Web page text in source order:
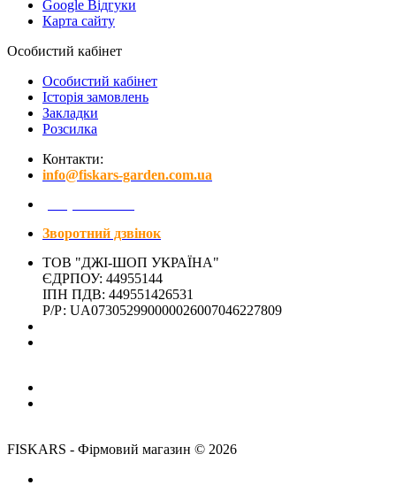
Google Відгуки
Карта сайту
Особистий кабінет
Особистий кабінет
Історія замовлень
Закладки
Розсилка
Контакти:
info@fiskars-garden.com.ua
Зворотний дзвінок
ТОВ "ДЖІ-ШОП УКРАЇНА"
ЄДРПОУ: 44955144
ІПН ПДВ: 449551426531
Р/Р: UA073052990000026007046227809
FISKARS - Фірмовий магазин © 2026